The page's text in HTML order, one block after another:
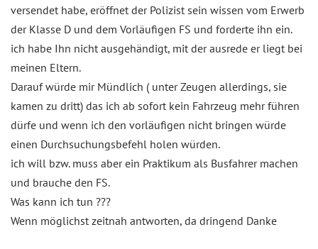
versendet habe, eröffnet der Polizist sein wissen vom Erwerb
der Klasse D und dem Vorläufigen FS und forderte ihn ein.
ich habe Ihn nicht ausgehändigt, mit der ausrede er liegt bei
meinen Eltern.
Darauf würde mir Mündlich ( unter Zeugen allerdings, sie
kamen zu dritt) das ich ab sofort kein Fahrzeug mehr führen
dürfe und wenn ich den vorläufigen nicht bringen würde
einen Durchsuchungsbefehl holen würden.
ich will bzw. muss aber ein Praktikum als Busfahrer machen
und brauche den FS.
Was kann ich tun ???
Wenn möglichst zeitnah antworten, da dringend Danke